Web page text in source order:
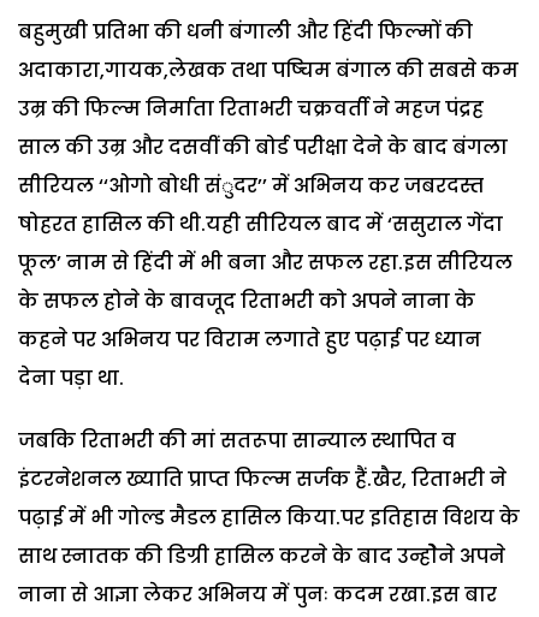
बहुमुखी प्रतिभा की धनी बंगाली और हिंदी फिल्मों की
अदाकारा,गायक,लेखक तथा पष्चिम बंगाल की सबसे कम
उम्र की फिल्म निर्माता रिताभरी चक्रवर्ती ने महज पंद्रह
साल की उम्र और दसवीं की बोर्ड परीक्षा देने के बाद बंगला
सीरियल ‘‘ओगो बोधी संुदर’’ में अभिनय कर जबरदस्त
षोहरत हासिल की थी.यही सीरियल बाद में ‘ससुराल गेंदा
फूल’ नाम से हिंदी में भी बना और सफल रहा.इस सीरियल
के सफल होने के बावजूद रिताभरी को अपने नाना के
कहने पर अभिनय पर विराम लगाते हुए पढ़ाई पर ध्यान
देना पड़ा था.
जबकि रिताभरी की मां सतरूपा सान्याल स्थापित व
इंटरनेशनल ख्याति प्राप्त फिल्म सर्जक हैं.खैर, रिताभरी ने
पढ़ाई में भी गोल्ड मैडल हासिल किया.पर इतिहास विशय के
साथ स्नातक की डिग्री हासिल करने के बाद उन्होेने अपने
नाना से आज्ञा लेकर अभिनय में पुनः कदम रखा.इस बार